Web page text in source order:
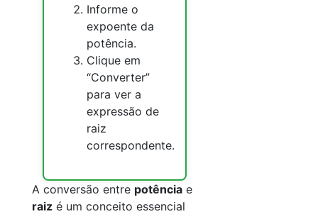
Informe o
expoente da
potência.
Clique em
“Converter”
para ver a
expressão de
raiz
correspondente.
A conversão entre potência e
raiz é um conceito essencial